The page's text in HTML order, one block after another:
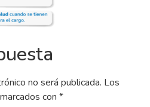
no será publicada. Los
con *